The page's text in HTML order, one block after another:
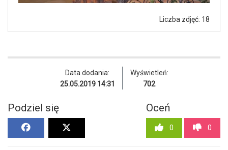
Liczba zdjęć: 18
Data dodania:
25.05.2019 14:31
Wyświetleń:
702
Podziel się Oceń
0 0